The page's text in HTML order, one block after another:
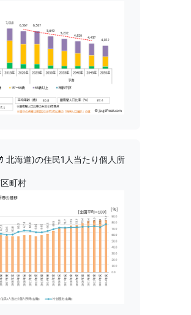
北海道)の住民1人当たり個人所
町村